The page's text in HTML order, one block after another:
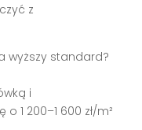
z
wyższy standard?
i
1 200–1 600 zł/m²